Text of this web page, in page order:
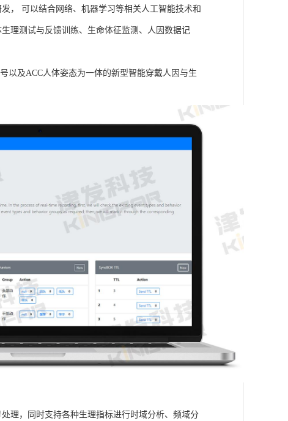
， 可以结合网络、机器学习等相关人工智能技术和
理测试与反馈训练、生命体征监测、人因数据记
以及ACC人体姿态为一体的新型智能穿戴人因与生
理，同时支持各种生理指标进行时域分析、频域分